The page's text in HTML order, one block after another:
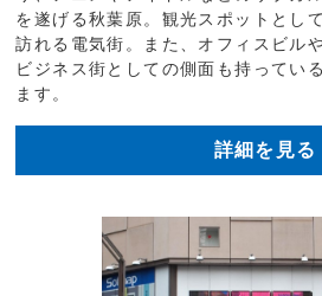
を遂げる秋葉原。観光スポットとし
訪れる電気街。また、オフィスビル
ビジネス街としての側面も持ってい
ます。
詳細を見る